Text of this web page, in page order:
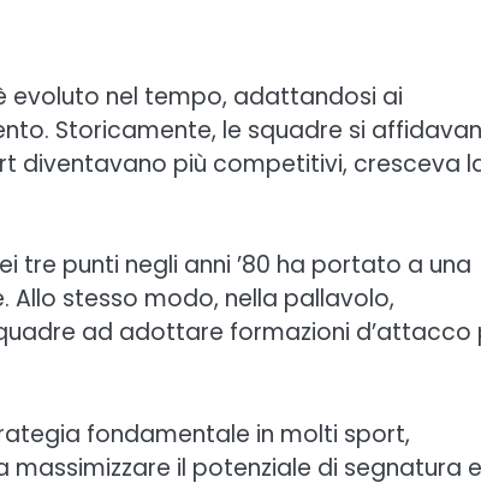
nel tempo, adattandosi ai
Storicamente, le squadre si
diventavano più competitivi, cresceva
tre punti negli anni ’80 ha portato a una
stesso modo, nella pallavolo,
ad adottare formazioni d’attacco
fondamentale in molti sport,
il potenziale di segnatura